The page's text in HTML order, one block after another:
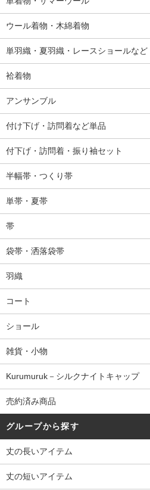
ウール着物・木綿着物
単羽織・夏羽織・レースショールなど
袷着物
アンサンブル
付け下げ・訪問着など単品
付下げ・訪問着・振り袖セット
半幅帯・つくり帯
単帯・夏帯
帯
袋帯・洒落袋帯
羽織
コート
ショール
雑貨・小物
Kurumuruk－シルクナイトキャップ
売約済み商品
グループから探す
丈の長いアイテム
丈の短いアイテム